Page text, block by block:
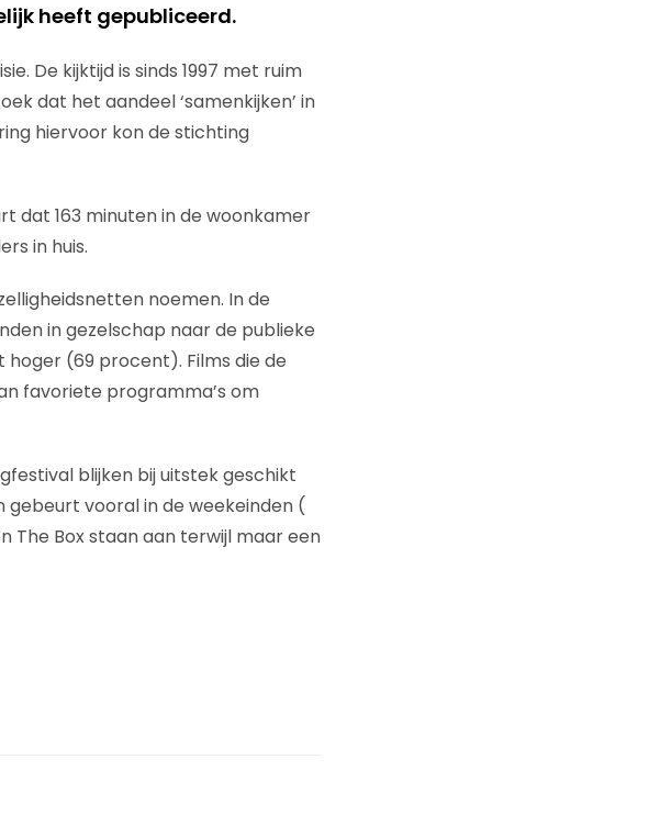
heeft gepubliceerd.
De kijktijd is sinds 1997 met ruim
dat het aandeel ‘samenkijken’ in
hiervoor kon de stichting
dat 163 minuten in de woonkamer
in huis.
noemen. In de
in gezelschap naar de publieke
(69 procent). Films die de
favoriete programma’s om
blijken bij uitstek geschikt
vooral in de weekeinden (
The Box staan aan terwijl maar een